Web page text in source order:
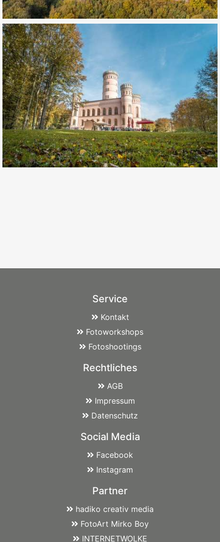
Service
Kontakt
Fotoworkshops
Fotoshootings
Rechtliches
AGB
Impressum
Datenschutz
Social Media
Facebook
Instagram
Partner
hadiko creativ media
FotoArt Mirko Boy
INTERNETWOLKE